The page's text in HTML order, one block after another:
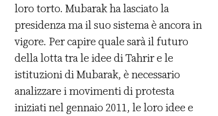
loro torto. Mubarak ha lasciato la
presidenza ma il suo sistema è ancora in
vigore. Per capire quale sarà il futuro
della lotta tra le idee di Tahrir e le
istituzioni di Mubarak, è necessario
analizzare i movimenti di protesta
iniziati nel gennaio 2011, le loro idee e